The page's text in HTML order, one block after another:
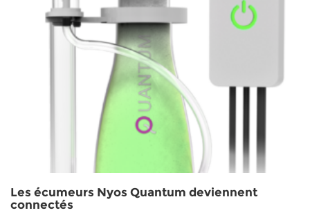
Les écumeurs Nyos Quantum deviennent
connectés